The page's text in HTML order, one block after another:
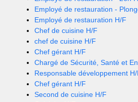
Employé de restauration -
Employé de restauration H/F
Chef de cuisine H/F
chef de cuisine H/F
Chef gérant H/F
Chargé de Sécurité, Santé et
Responsable développement H/
Chef gérant H/F
Second de cuisine H/F